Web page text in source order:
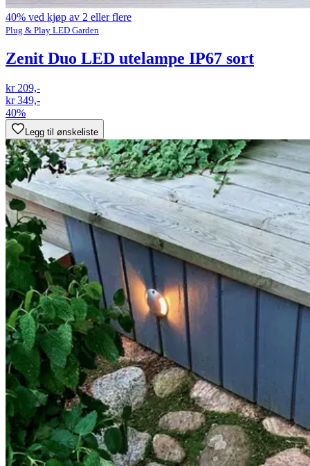
40% ved kjøp av 2 eller flere
Plug & Play LED Garden
Zenit Duo LED utelampe IP67 sort
kr 209,-
kr 349,-
40%
Legg til ønskeliste